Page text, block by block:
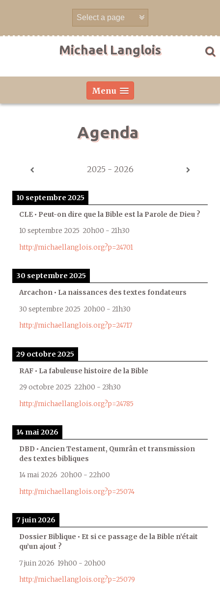
Michael Langlois
Menu
Agenda
2025 - 2026
10 septembre 2025
CLE • Peut-on dire que la Bible est la Parole de Dieu ?
10 septembre 2025 20h00 - 21h30
http://michaellanglois.org?p=24701
30 septembre 2025
Arcachon • La naissances des textes fondateurs
30 septembre 2025 20h00 - 21h30
http://michaellanglois.org?p=24717
29 octobre 2025
RAF • La fabuleuse histoire de la Bible
29 octobre 2025 22h00 - 23h30
http://michaellanglois.org?p=24785
14 mai 2026
DBD • Ancien Testament, Qumrân et transmission
des textes bibliques
14 mai 2026 20h00 - 22h00
http://michaellanglois.org?p=25074
7 juin 2026
Dossier Biblique • Et si ce passage de la Bible n’était
qu’un ajout ?
7 juin 2026 19h00 - 20h00
http://michaellanglois.org?p=25079